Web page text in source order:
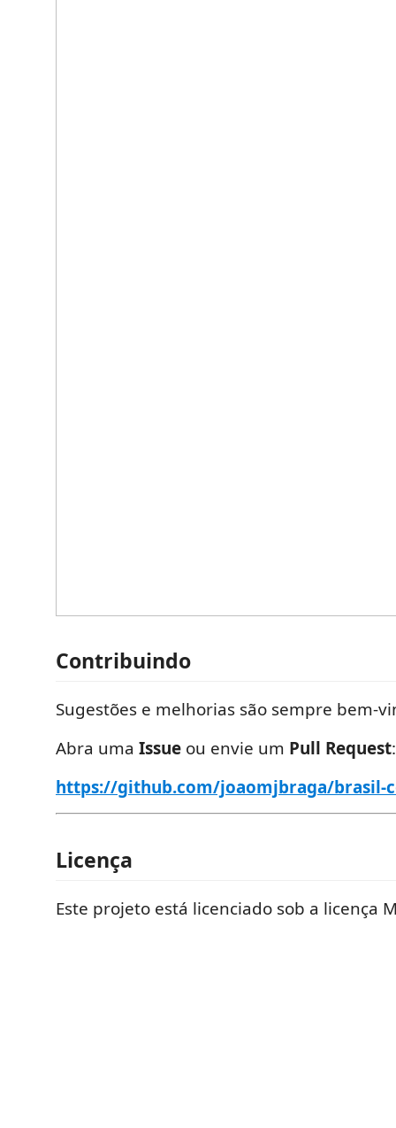
Contribuindo
Sugestões e melhorias são sempre bem-
Abra uma Issue ou envie um Pull Request:
https://github.com/joaomjbraga/brasil-
Licença
Este projeto está licenciado sob a licença